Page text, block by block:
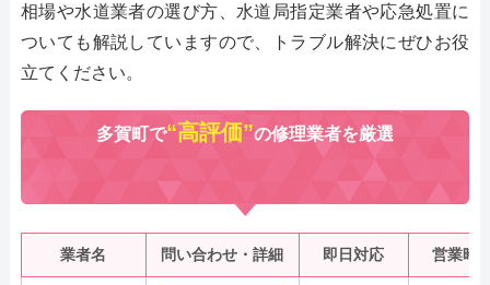
相場や水道業者の選び方、水道局指定業者や応急処置に
ついても解説していますので、トラブル解決にぜひお役
立てください。
多賀町で“高評価”の修理業者を厳選
業者名 問い合わせ・詳細 即日対応 営業時